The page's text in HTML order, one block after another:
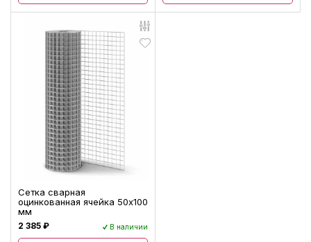
Сетка сварная
оцинкованная ячейка 50х100
мм
2 385 ₽ В наличии